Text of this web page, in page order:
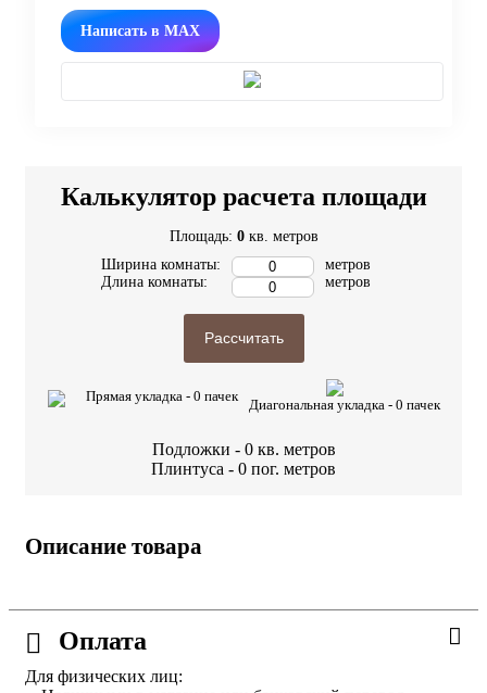
Написать в MAX
Калькулятор расчета площади
Площадь: 0 кв. метров
Ширина комнаты:
Длина комнаты:
метров
метров
Рассчитать
Прямая укладка - 0 пачек
Диагональная укладка - 0 пачек
Подложки - 0 кв. метров
Плинтуса - 0 пог. метров
Описание товара
Оплата
Для физических лиц: